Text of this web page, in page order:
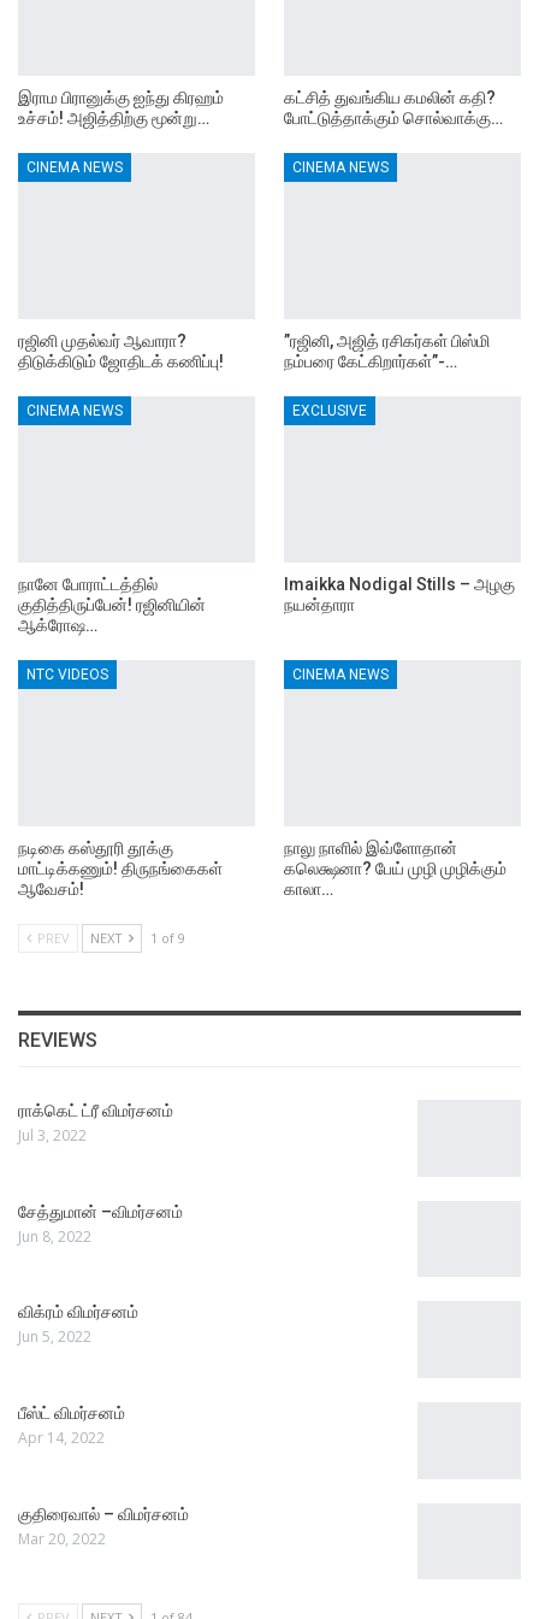
இராம பிரானுக்கு ஐந்து கிரஹம்
உச்சம்! அஜித்திற்கு மூன்று…
கட்சித் துவங்கிய கமலின் கதி?
போட்டுத்தாக்கும் சொல்வாக்கு…
CINEMA NEWS
ரஜினி முதல்வர் ஆவாரா?
திடுக்கிடும் ஜோதிடக் கணிப்பு!
CINEMA NEWS
”ரஜினி, அஜித் ரசிகர்கள் பிஸ்மி
நம்பரை கேட்கிறார்கள்”-…
CINEMA NEWS
நானே போராட்டத்தில்
குதித்திருப்பேன்! ரஜினியின்
ஆக்ரோஷ…
EXCLUSIVE
Imaikka Nodigal Stills – அழகு
நயன்தாரா
NTC VIDEOS
நடிகை கஸ்தூரி தூக்கு
மாட்டிக்கணும்! திருநங்கைகள்
ஆவேசம்!
CINEMA NEWS
நாலு நாளில் இவ்ளோதான்
கலெக்ஷனா? பேய் முழி முழிக்கும்
காலா…
PREV NEXT 1 of 9
REVIEWS
ராக்கெட் ட்ரீ விமர்சனம்
Jul 3, 2022
சேத்துமான் –விமர்சனம்
Jun 8, 2022
விக்ரம் விமர்சனம்
Jun 5, 2022
பீஸ்ட் விமர்சனம்
Apr 14, 2022
குதிரைவால் – விமர்சனம்
Mar 20, 2022